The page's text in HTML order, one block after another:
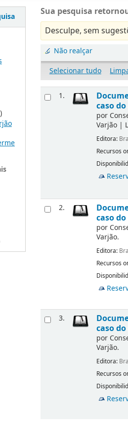
Sua pesquisa
Desculpe, sem
Não realçar
Selecionar tudo
1.
caso
por
Varjão |
Editora:
Recursos
2.
caso
por
Varjão.
Editora:
Recursos
3.
caso
por
Varjão.
Editora:
Recursos